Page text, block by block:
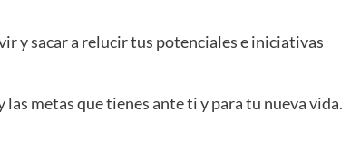
y sacar a relucir tus potenciales e iniciativas
metas que tienes ante ti y para tu nueva vida.